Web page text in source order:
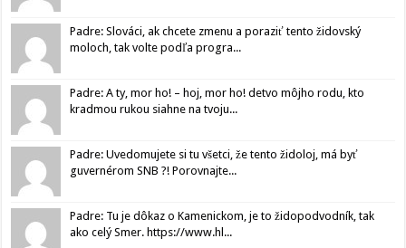
Padre: Slováci, ak chcete zmenu a poraziť tento židovský
moloch, tak volte podľa progra...
Padre: A ty, mor ho! – hoj, mor ho! detvo môjho rodu, kto
kradmou rukou siahne na tvoju...
Padre: Uvedomujete si tu všetci, že tento židoloj, má byť
guvernérom SNB ?! Porovnajte...
Padre: Tu je dôkaz o Kamenickom, je to židopodvodník, tak
ako celý Smer. https://www.hl...